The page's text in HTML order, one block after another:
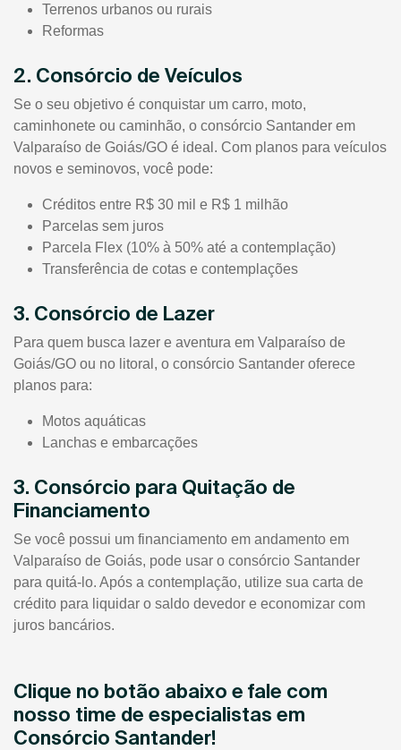
Terrenos urbanos ou rurais
Reformas
2. Consórcio de Veículos
Se o seu objetivo é conquistar um carro, moto,
caminhonete ou caminhão, o consórcio Santander em
Valparaíso de Goiás/GO é ideal. Com planos para veículos
novos e seminovos, você pode:
Créditos entre R$ 30 mil e R$ 1 milhão
Parcelas sem juros
Parcela Flex (10% à 50% até a contemplação)
Transferência de cotas e contemplações
3. Consórcio de Lazer
Para quem busca lazer e aventura em Valparaíso de
Goiás/GO ou no litoral, o consórcio Santander oferece
planos para:
Motos aquáticas
Lanchas e embarcações
3. Consórcio para Quitação de
Financiamento
Se você possui um financiamento em andamento em
Valparaíso de Goiás, pode usar o consórcio Santander
para quitá-lo. Após a contemplação, utilize sua carta de
crédito para liquidar o saldo devedor e economizar com
juros bancários.
Clique no botão abaixo e fale com
nosso time de especialistas em
Consórcio Santander!